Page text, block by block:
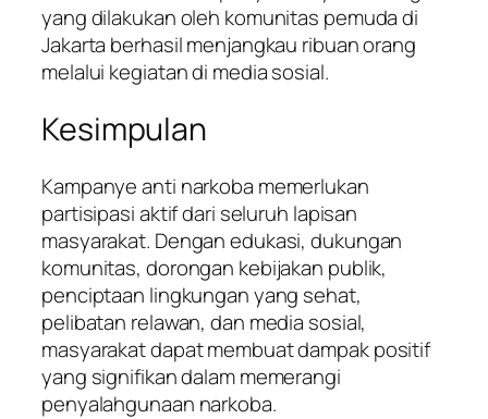
yang dilakukan oleh komunitas pemuda di
Jakarta berhasil menjangkau ribuan orang
melalui kegiatan di media sosial.
Kesimpulan
Kampanye anti narkoba memerlukan
partisipasi aktif dari seluruh lapisan
masyarakat. Dengan edukasi, dukungan
komunitas, dorongan kebijakan publik,
penciptaan lingkungan yang sehat,
pelibatan relawan, dan media sosial,
masyarakat dapat membuat dampak positif
yang signifikan dalam memerangi
penyalahgunaan narkoba.